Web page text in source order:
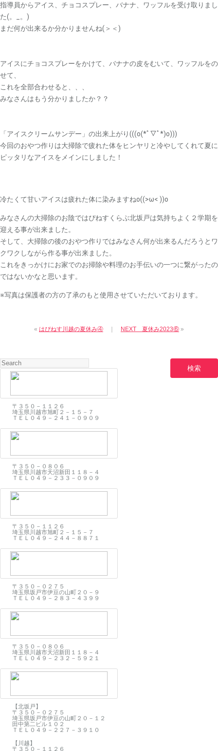
指導員からアイス、チョコスプレー、バナナ、ワッフルを受け取りまし
た(。_。)
まだ何が出来るか分かりませんね(＞＜)
アイスにチョコスプレーをかけて、バナナの皮をむいて、ワッフルをの
せて、
これを全部合わせると、、、
みなさんはもう分かりましたか？？
「アイスクリームサンデー」の出来上がり(((o(*ﾟ▽ﾟ*)o)))
今回のおやつ作りは大掃除で疲れた体をヒンヤリと冷やしてくれて夏に
ピッタリなアイスをメインにしました！
冷たくて甘いアイスは疲れた体に染みますねo((>ω< ))o
みなさんの大掃除のお陰ではぴねすくらぶ北坂戸は気持ちよく２学期を
迎える事が出来ました。
そして、大掃除の後のおやつ作りではみなさん何が出来るんだろうとワ
クワクしながら作る事が出来ました。
これをきっかけにお家でのお掃除や料理のお手伝いの一つに繋がったの
ではないかなと思います。
※写真は保護者の方の了承のもと使用させていただいております。
« はぴねす川越の夏休み④ ｜ NEXT 夏休み2023⑥ »
〒３５０－１１２６
埼玉県川越市旭町２－１５－７
ＴＥＬ０４９－２４１－０９０９
〒３５０－０８０６
埼玉県川越市天沼新田１１８－４
ＴＥＬ０４９－２３３－０９０９
〒３５０－１１２６
埼玉県川越市旭町２－１５－７
ＴＥＬ０４９－２４４－８８７１
〒３５０－０２７５
埼玉県坂戸市伊豆の山町２０－９
ＴＥＬ０４９－２８３－４３９９
〒３５０－０８０６
埼玉県川越市天沼新田１１８－４
ＴＥＬ０４９－２３２－５９２１
【北坂戸】
〒３５０－０２７５
埼玉県坂戸市伊豆の山町２０－１２
田中第二ビル１０２
ＴＥＬ０４９－２２７－３９１０
【川越】
〒３５０－１１２６